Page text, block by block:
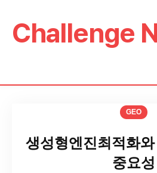
Challenge
GEO
생성형엔진최적화
중요성